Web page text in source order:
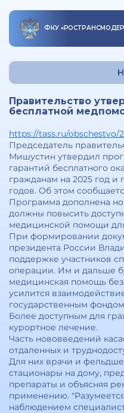
ФКУ «
Правительство
бесплатной
https://tass.ru/obschestvo/
Председатель
Мишустин утвердил
гарантий бесплатного
гражданам на 2025 год и
годов. Об этом
Программа дополнена
должны повысить
медицинской помощи
При формировании
президента России
поддержке участников
операции. Им и дальше
медицинская помощь
усилится
государственным
Более доступным для
курортное лечение.
Часть нововведений
отдаленных и
Для них врачи и
стационары на дому,
препараты и объясняя
применению.
наблюдением